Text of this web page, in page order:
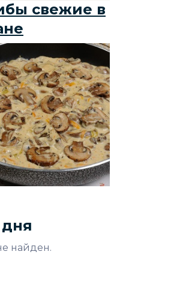
свежие в
найден.